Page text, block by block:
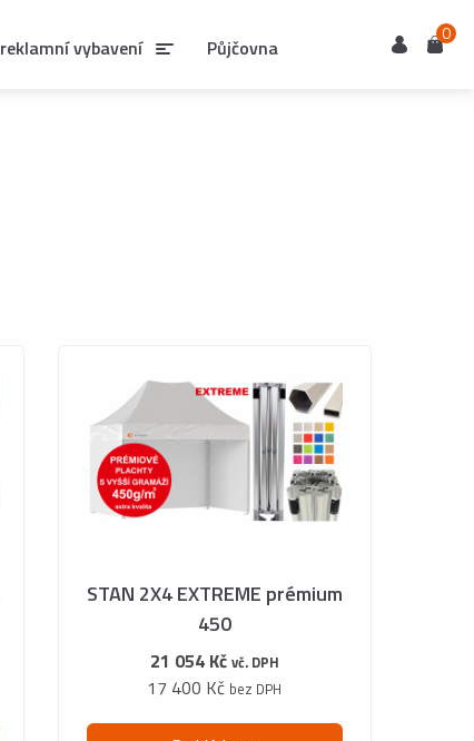
STAN 2X4 EXTREME prémium
450
21 054 Kč vč. DPH
17 400 Kč bez DPH
reklamní vybavení Půjčovna UživatelKošík
0